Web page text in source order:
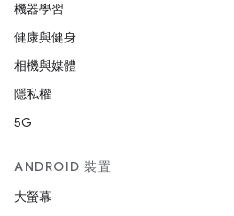
機器學習
健康與健身
相機與媒體
隱私權
5G
ANDROID 裝置
大螢幕